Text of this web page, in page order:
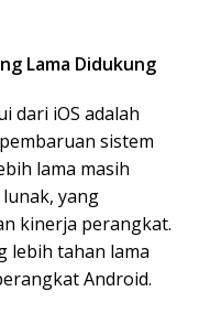
Lama Didukung
dari iOS adalah
sistem
lama masih
yang
kinerja perangkat.
lebih tahan lama
Android.